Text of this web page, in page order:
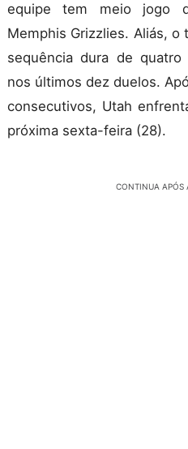
equipe tem meio jogo
Memphis Grizzlies. Aliás, o
sequência dura de
nos últimos dez duelos.
consecutivos, Utah
próxima sexta-feira (28).
CONTINUA APÓS